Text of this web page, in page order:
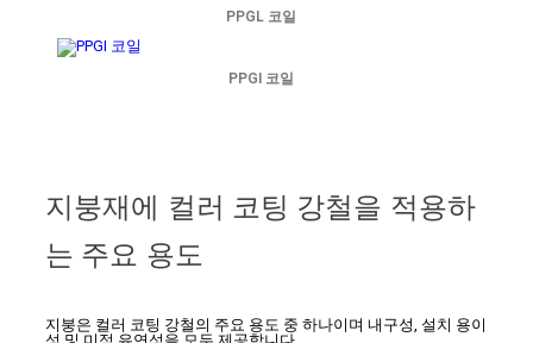
PPGL 코일
PPGI 코일
지붕재에 컬러 코팅 강철을 적용하
는 주요 용도
지붕은 컬러 코팅 강철의 주요 용도 중 하나이며 내구성, 설치 용이